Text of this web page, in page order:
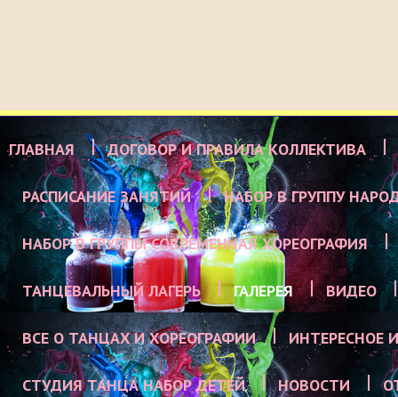
ГЛАВНАЯ ДОГОВОР И ПРАВИЛА КОЛЛЕКТИВА
РАСПИСАНИЕ ЗАНЯТИЙ НАБОР В ГРУППУ
НАБОР В ГРУППЫ СОВРЕМЕННАЯ ХОРЕОГРАФИЯ
ТАНЦЕВАЛЬНЫЙ ЛАГЕРЬ ГАЛЕРЕЯ ВИДЕО
ВСЕ О ТАНЦАХ И ХОРЕОГРАФИИ ИНТЕРЕСНОЕ
СТУДИЯ ТАНЦА НАБОР ДЕТЕЙ НОВОСТИ